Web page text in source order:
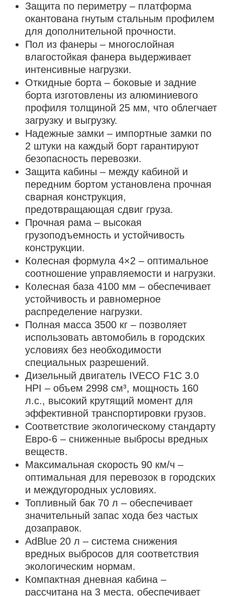
Защита по периметру – платформа
окантована гнутым стальным профилем
для дополнительной прочности.
Пол из фанеры – многослойная
влагостойкая фанера выдерживает
интенсивные нагрузки.
Откидные борта – боковые и задние
борта изготовлены из алюминиевого
профиля толщиной 25 мм, что облегчает
загрузку и выгрузку.
Надежные замки – импортные замки по
2 штуки на каждый борт гарантируют
безопасность перевозки.
Защита кабины – между кабиной и
передним бортом установлена ​​прочная
сварная конструкция,
предотвращающая сдвиг груза.
Прочная рама – высокая
грузоподъемность и устойчивость
конструкции.
Колесная формула 4×2 – оптимальное
соотношение управляемости и нагрузки.
Колесная база 4100 мм – обеспечивает
устойчивость и равномерное
распределение нагрузки.
Полная масса 3500 кг – позволяет
использовать автомобиль в городских
условиях без необходимости
специальных разрешений.
Дизельный двигатель IVECO F1C 3.0
HPI – объем 2998 см³, мощность 160
л.с., высокий крутящий момент для
эффективной транспортировки грузов.
Соответствие экологическому стандарту
Евро-6 – сниженные выбросы вредных
веществ.
Максимальная скорость 90 км/ч –
оптимальная для перевозок в городских
и междугородных условиях.
Топливный бак 70 л – обеспечивает
значительный запас хода без частых
дозаправок.
AdBlue 20 л – система снижения
вредных выбросов для соответствия
экологическим нормам.
Компактная дневная кабина –
рассчитана на 3 места, обеспечивает